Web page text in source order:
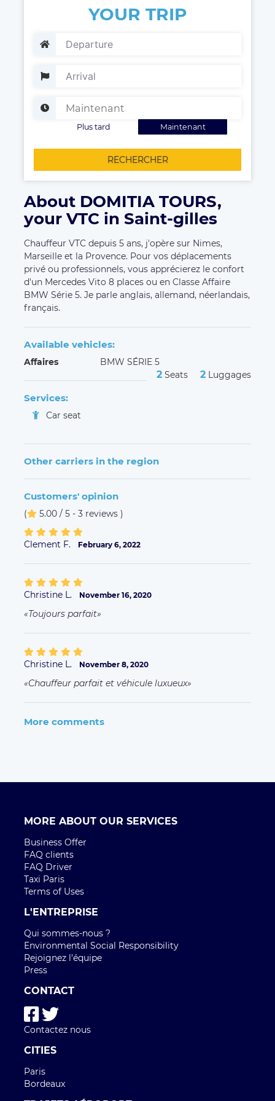
YOUR TRIP
Maintenant
Plus tard
RECHERCHER
About DOMITIA TOURS,
your VTC in Saint-gilles
Chauffeur VTC depuis 5 ans, j'opère sur Nimes,
Marseille et la Provence. Pour vos déplacements
privé ou professionnels, vous apprécierez le confort
d'un Mercedes Vito 8 places ou en Classe Affaire
BMW Série 5. Je parle anglais, allemand, néerlandais,
français.
Available vehicles:
Affaires BMW SÉRIE 5
2 Seats 2 Luggages
Services:
Car seat
Other carriers in the region
Customers' opinion
( 5.00 / 5 - 3 reviews )
Clement F. February 6, 2022
Christine L. November 16, 2020
Toujours parfait
Christine L. November 8, 2020
Chauffeur parfait et véhicule luxueux
More comments
MORE ABOUT OUR SERVICES
Business Offer
FAQ clients
FAQ Driver
Taxi Paris
Terms of Uses
L'ENTREPRISE
Qui sommes-nous ?
Environmental Social Responsibility
Rejoignez l'équipe
Press
CONTACT
Contactez nous
CITIES
Paris
Bordeaux